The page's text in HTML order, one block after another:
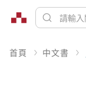
首頁 中文書